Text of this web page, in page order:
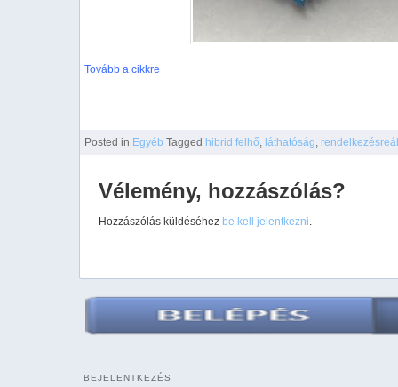
Tovább a cikkre
Posted in Egyéb Tagged hibrid felhő, láthatóság,
Vélemény, hozzászólás?
Hozzászólás küldéséhez be kell jelentkezni.
BEJELENTKEZÉS